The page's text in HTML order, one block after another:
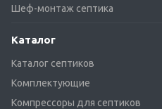
Шеф-монтаж септика
Каталог
Каталог септиков
Комплектующие
Компрессоры для септиков